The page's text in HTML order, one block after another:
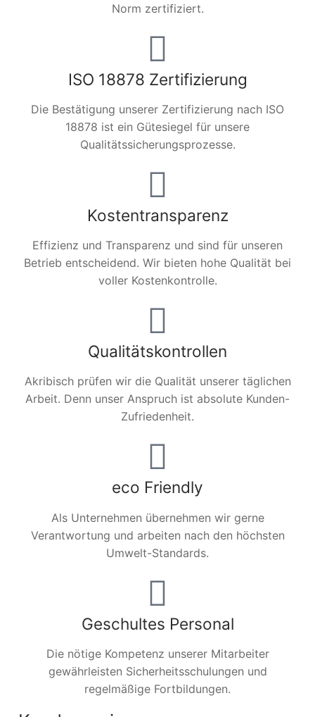
Norm zertifiziert.
ISO 18878 Zertifizierung
Die Bestätigung unserer Zertifizierung nach ISO
18878 ist ein Gütesiegel für unsere
Qualitätssicherungsprozesse.
Kostentransparenz
Effizienz und Transparenz und sind für unseren
Betrieb entscheidend. Wir bieten hohe Qualität bei
voller Kostenkontrolle.
Qualitätskontrollen
Akribisch prüfen wir die Qualität unserer täglichen
Arbeit. Denn unser Anspruch ist absolute Kunden-
Zufriedenheit.
eco Friendly
Als Unternehmen übernehmen wir gerne
Verantwortung und arbeiten nach den höchsten
Umwelt-Standards.
Geschultes Personal
Die nötige Kompetenz unserer Mitarbeiter
gewährleisten Sicherheitsschulungen und
regelmäßige Fortbildungen.